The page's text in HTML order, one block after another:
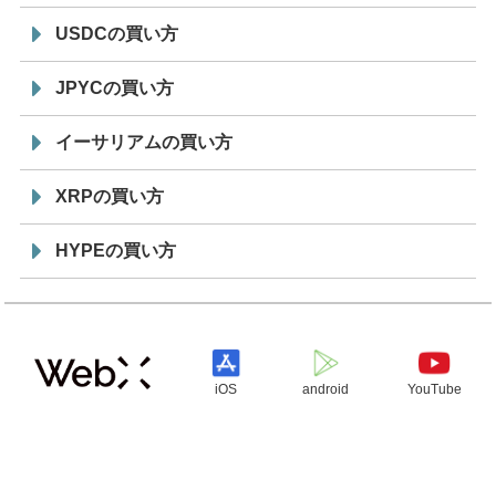
USDCの買い方
JPYCの買い方
イーサリアムの買い方
XRPの買い方
HYPEの買い方
iOS android YouTube